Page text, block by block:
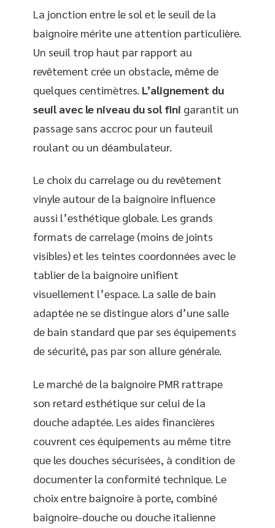
La jonction entre le sol et le seuil de la
baignoire mérite une attention particulière.
Un seuil trop haut par rapport au
revêtement crée un obstacle, même de
quelques centimètres. L’alignement du
seuil avec le niveau du sol fini garantit un
passage sans accroc pour un fauteuil
roulant ou un déambulateur.
Le choix du carrelage ou du revêtement
vinyle autour de la baignoire influence
aussi l’esthétique globale. Les grands
formats de carrelage (moins de joints
visibles) et les teintes coordonnées avec le
tablier de la baignoire unifient
visuellement l’espace. La salle de bain
adaptée ne se distingue alors d’une salle
de bain standard que par ses équipements
de sécurité, pas par son allure générale.
Le marché de la baignoire PMR rattrape
son retard esthétique sur celui de la
douche adaptée. Les aides financières
couvrent ces équipements au même titre
que les douches sécurisées, à condition de
documenter la conformité technique. Le
choix entre baignoire à porte, combiné
baignoire-douche ou douche italienne